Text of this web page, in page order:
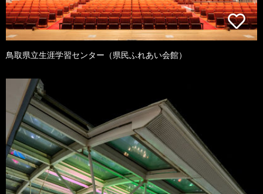
鳥取県立生涯学習センター（県民ふれあい会館）